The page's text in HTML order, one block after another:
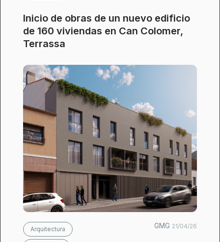
Inicio de obras de un nuevo edificio
de 160 viviendas en Can Colomer,
Terrassa
Arquitectura GMG 21/04/26